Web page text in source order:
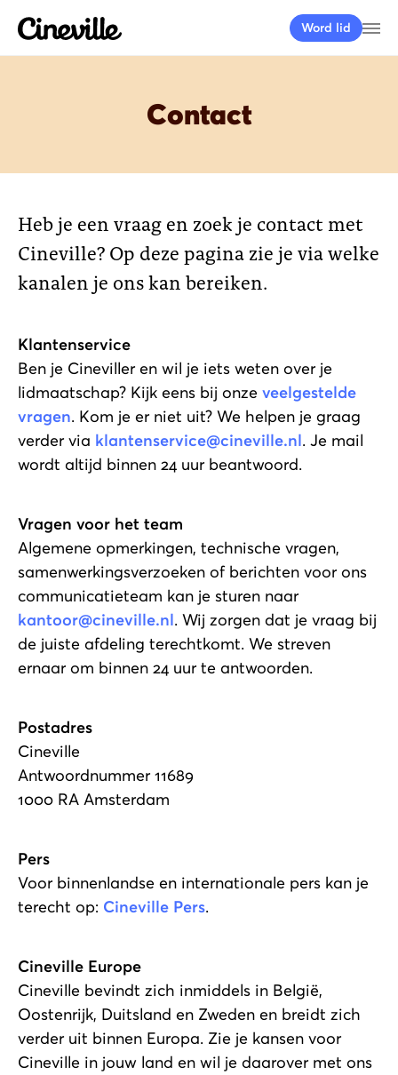
Cineville Logo
Word lid
Contact
Heb je een vraag en zoek je contact met
Cineville? Op deze pagina zie je via welke
kanalen je ons kan bereiken.
Klantenservice
Ben je Cineviller en wil je iets weten over je
lidmaatschap? Kijk eens bij onze veelgestelde
vragen. Kom je er niet uit? We helpen je graag
verder via klantenservice@cineville.nl. Je mail
wordt altijd binnen 24 uur beantwoord.
Vragen voor het team
Algemene opmerkingen, technische vragen,
samenwerkingsverzoeken of berichten voor ons
communicatieteam kan je sturen naar
kantoor@cineville.nl. Wij zorgen dat je vraag bij
de juiste afdeling terechtkomt. We streven
ernaar om binnen 24 uur te antwoorden.
Postadres
Cineville
Antwoordnummer 11689
1000 RA Amsterdam
Pers
Voor binnenlandse en internationale pers kan je
terecht op: Cineville Pers.
Cineville Europe
Cineville bevindt zich inmiddels in België,
Oostenrijk, Duitsland en Zweden en breidt zich
verder uit binnen Europa. Zie je kansen voor
Cineville in jouw land en wil je daarover met ons